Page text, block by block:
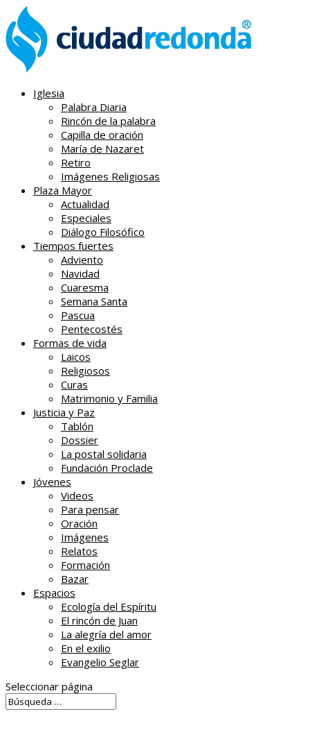
Iglesia
Palabra Diaria
Rincón de la palabra
Capilla de oración
María de Nazaret
Retiro
Imágenes Religiosas
Plaza Mayor
Actualidad
Especiales
Diálogo Filosófico
Tiempos fuertes
Adviento
Navidad
Cuaresma
Semana Santa
Pascua
Pentecostés
Formas de vida
Laicos
Religiosos
Curas
Matrimonio y Familia
Justicia y Paz
Tablón
Dossier
La postal solidaria
Fundación Proclade
Jóvenes
Videos
Para pensar
Oración
Imágenes
Relatos
Formación
Bazar
Espacios
Ecología del Espíritu
El rincón de Juan
La alegría del amor
En el exilio
Evangelio Seglar
Seleccionar página